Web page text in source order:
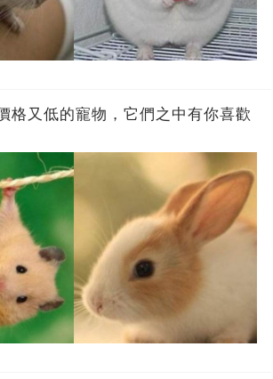
格又低的寵物，它們之中有你喜歡